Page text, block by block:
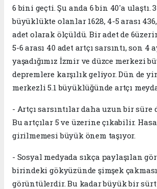
6 bini geçti. Şu anda 6 bin 40'a ulaştı.
büyüklükte olanlar 1628, 4-5 arası 436,
adet olarak ölçüldü. Bir adet de
5-6 arası 40 adet artçı sarsıntı, son 4
yaşadığımız İzmir ve düzce merkezi
depremlere karşılık geliyor. Dün de
merkezli 5.1 büyüklüğünde artçı
- Artçı sarsıntılar daha uzun bir süre
Bu artçılar 5 ve üzerine çıkabilir.
girilmemesi büyük önem taşıyor.
- Sosyal medyada sıkça paylaşılan
birindeki gökyüzünde şimşek
görüntülerdir. Bu kadar büyük bir